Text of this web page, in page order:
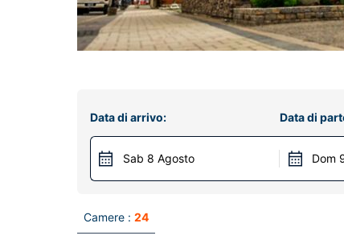
Data di arrivo:
Sab 8 Agosto
Data di
Dom
Camere : 24